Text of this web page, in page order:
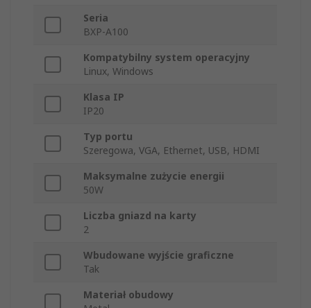
Seria
BXP-A100
Kompatybilny system operacyjny
Linux, Windows
Klasa IP
IP20
Typ portu
Szeregowa, VGA, Ethernet, USB, HDMI
Maksymalne zużycie energii
50W
Liczba gniazd na karty
2
Wbudowane wyjście graficzne
Tak
Materiał obudowy